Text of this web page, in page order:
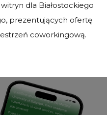
dla Białostockiego
prezentujących ofertę
coworkingową.